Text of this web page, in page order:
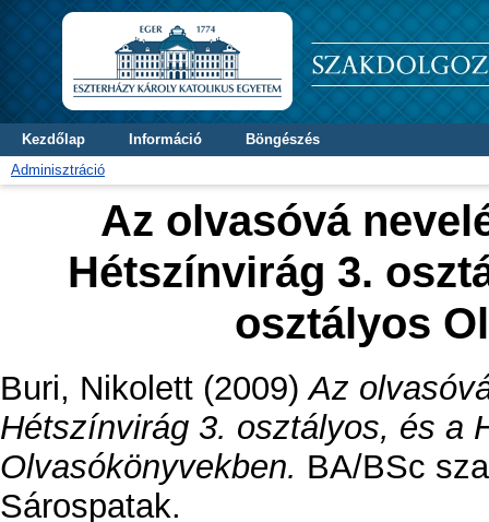
Kezdőlap Információ
Böngészés
Adminisztráció
Az olvasóvá
Hétszínvirág 3.
osztályos
Buri, Nikolett (2009)Az
Hétszínvirág 3. osztályos, és a
Olvasókönyvekben. BA/BSc
Sárospatak.